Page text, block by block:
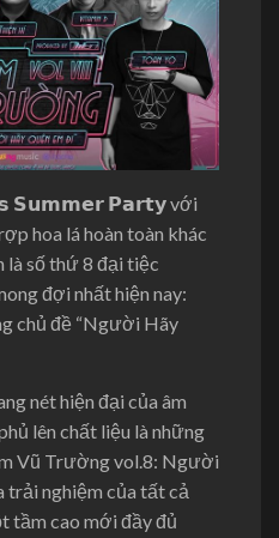
𝗦𝘂𝗺𝗺𝗲𝗿 𝗣𝗮𝗿𝘁𝘆 với
hoa lá hoàn toàn khác
là số thứ 8 đại tiệc
đợi nhất hiện nay:
chủ đề “Người Hãy
nét hiện đại của âm
lên chất liệu là những
Vũ Trường vol.8: Người
trải nghiệm của tất cả
tầm cao mới đầy đủ